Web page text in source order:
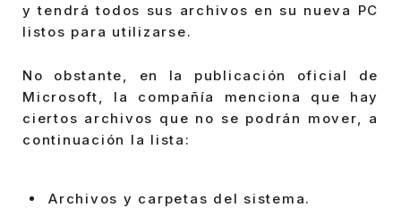
y tendrá todos sus archivos en su nueva PC
listos para utilizarse.
No obstante, en la publicación oficial de
Microsoft, la compañía menciona que hay
ciertos archivos que no se podrán mover, a
continuación la lista:
Archivos y carpetas del sistema.